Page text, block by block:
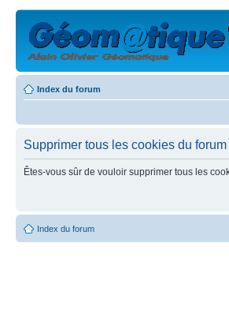
Index du forum
Supprimer tous les cookies du forum
Êtes-vous sûr de vouloir supprimer tous les
Index du forum